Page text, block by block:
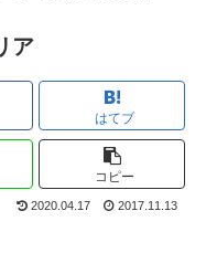
ア
はてブ
コピー
2020.04.17 2017.11.13